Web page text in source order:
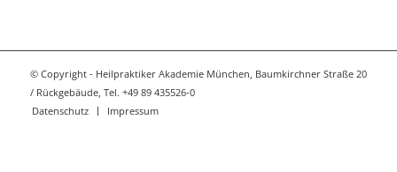
© Copyright - Heilpraktiker Akademie München, Baumkirchner Straße 20
/ Rückgebäude, Tel. +49 89 435526-0
Datenschutz
Impressum